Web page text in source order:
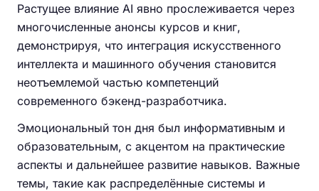
Растущее влияние AI явно прослеживается через
многочисленные анонсы курсов и книг,
демонстрируя, что интеграция искусственного
интеллекта и машинного обучения становится
неотъемлемой частью компетенций
современного бэкенд-разработчика.
Эмоциональный тон дня был информативным и
образовательным, с акцентом на практические
аспекты и дальнейшее развитие навыков. Важные
темы, такие как распределённые системы и